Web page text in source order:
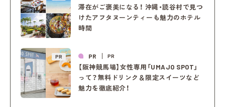
滞在がご褒美になる！ 沖縄・読谷村で見つ
けたアフタヌーンティーも魅力のホテル
時間
PR PR PR
【阪神競馬場】女性専用「UMAJO SPOT」
って？無料ドリンク＆限定スイーツなど
魅力を徹底紹介！